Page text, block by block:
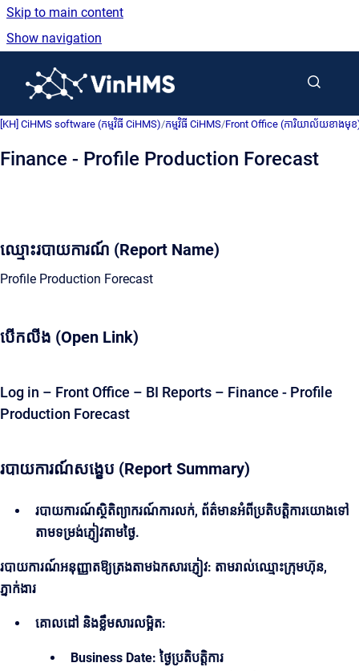
Skip to main content
Show navigation
[KH] CiHMS software (កម្មវិធី CiHMS)/កម្មវិធី CiHMS/Front Office (ការិយាល័យខាងមុ
Finance - Profile Production Forecast
ឈ្មោះរបាយការណ៍ (Report Name)
Profile Production Forecast
បើកលីង (Open Link)
Log in – Front Office – BI Reports – Finance - Profile
Production Forecast
របាយការណ៍សង្ខេប (Report Summary)
របាយការណ៍ស្ថិតិព្យាករណ៍ការលក់, ព័ត៌មានអំពីប្រតិបត្តិការយោងទៅ
តាមទម្រង់ភ្ញៀវតាមថ្ងៃ.
របាយការណ៍អនុញ្ញាតឱ្យត្រងតាមឯកសារភ្ញៀវ: តាមរាល់ឈ្មោះក្រុមហ៊ុន,
ភ្នាក់ងារ
គោលដៅ និងខ្លឹមសារលម្អិត:
Business Date: ថ្ងៃប្រតិបត្តិការ